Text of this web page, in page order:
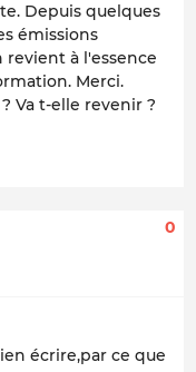
Depuis quelques
émissions
à l'essence
Merci.
Va t-elle revenir ?
0
écrire,par ce que